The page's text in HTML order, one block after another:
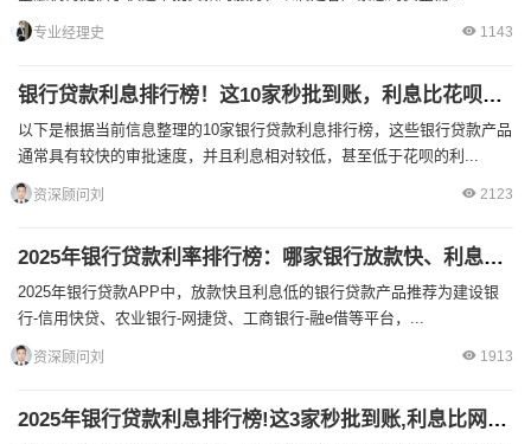
专业经理史 1143
银行贷款利息排行榜！这10家秒批到账，利息比花呗还低！
以下是根据当前信息整理的10家银行贷款利息排行榜，这些银行贷款产品
通常具有较快的审批速度，并且利息相对较低，甚至低于花呗的利...
资深顾问刘 2123
2025年银行贷款利率排行榜：哪家银行放款快、利息低？
2025年银行贷款APP中，放款快且利息低的银行贷款产品推荐为建设银
行-信用快贷、农业银行-网捷贷、工商银行-融e借等平台，...
资深顾问刘 1913
2025年银行贷款利息排行榜!这3家秒批到账,利息比网贷还低